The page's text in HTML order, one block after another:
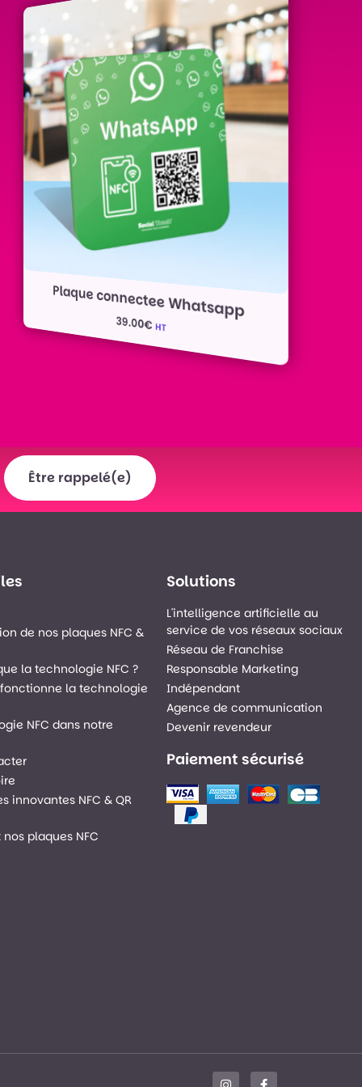
Plaque connectee Whatsapp
39.00€ HT
Être rappelé(e)
de nos plaques NFC &
la technologie NFC ?
la technologie
NFC dans notre
innovantes NFC & QR
plaques NFC
Solutions
L'intelligence artificielle au
service de vos réseaux sociaux
Réseau de Franchise
Responsable Marketing
Indépendant
Agence de communication
Devenir revendeur
Paiement sécurisé